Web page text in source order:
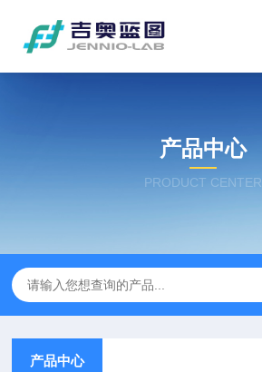
产品中心
PRODUCT CENTER
产品中心